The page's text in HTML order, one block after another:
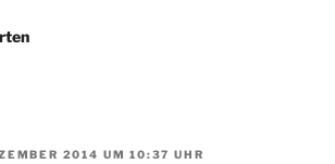
2014 UM 10:37 UHR